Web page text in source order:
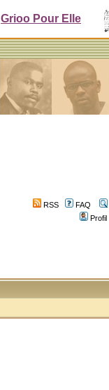
Grioo Pour Elle
RSS FAQ
Profil